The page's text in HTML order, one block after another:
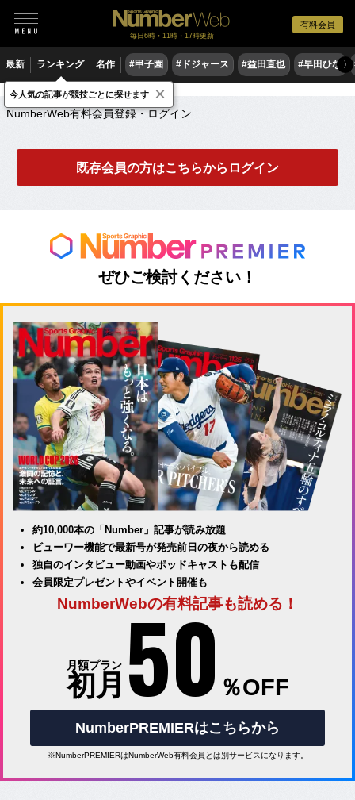
有料会員
毎日6時・11時・17時更新
最新 ランキング 名作 #甲子園 #ドジャース #益田直也 #早田ひな 〉
NumberWeb有料会員登録・ログイン
NumberWeb有料会員登録・ログイン
既存会員の方はこちらからログイン
ぜひご検討ください！
約10,000本の「Number」記事が読み放題
ビューワー機能で最新号が発売前日の夜から読める
独自のインタビュー動画やポッドキャストも配信
会員限定プレゼントやイベント開催も
NumberWebの有料記事も読める！
月額プラン
初月 50 ％OFF
NumberPREMIERはこちらから
※NumberPREMIERはNumberWeb有料会員とは別サービスになります。
今人気の記事が競技ごとに探せます ×